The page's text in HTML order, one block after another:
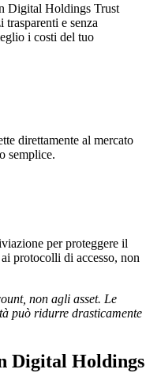
Digital Holdings Trust
e senza
i costi del tuo
direttamente al mercato
semplice.
per proteggere il
protocolli di accesso, non
non agli asset. Le
può ridurre drasticamente
Digital Holdings